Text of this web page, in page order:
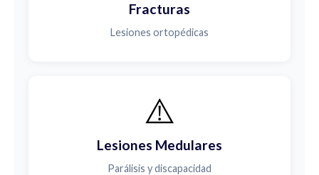
Fracturas
Lesiones ortopédicas
⚠️
Lesiones Medulares
Parálisis y discapacidad